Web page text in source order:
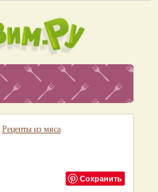
Рецепты из мяса
Сохранить